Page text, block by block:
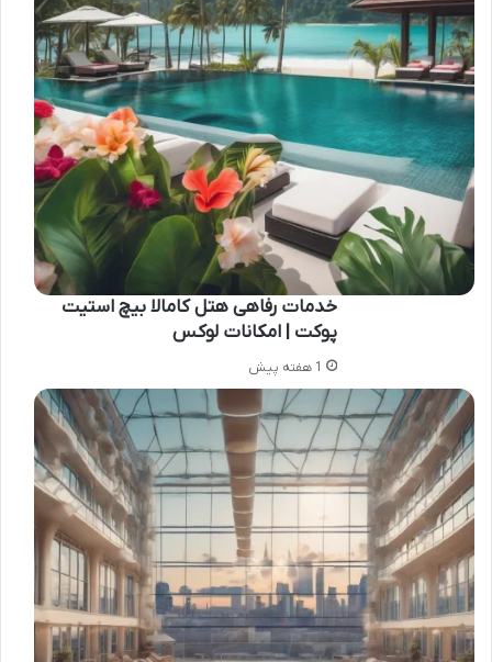
خدمات رفاهی هتل کامالا بیچ استیت
پوکت | امکانات لوکس
1 هفته پیش